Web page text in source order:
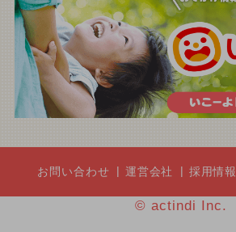
お問い合わせ 運営会社 採用情報
© actindi Inc.